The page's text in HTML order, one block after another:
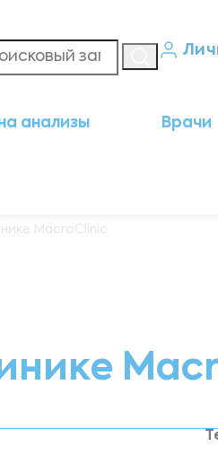
анализы Врачи
MacroClinic